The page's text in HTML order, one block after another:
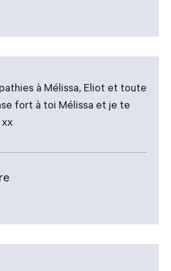
à Mélissa, Eliot et toute
fort à toi Mélissa et je te
xx